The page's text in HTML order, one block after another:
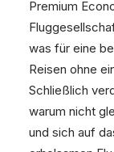
Premium
was für eine
Reisen ohne
Schließlich
warum nicht
und sich auf